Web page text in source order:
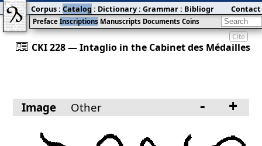
Cite
󰀀 CKI 228 — Intaglio in the Cabinet des Médailles
Preface Inscriptions Manuscripts Documents Coins
Corpus: Catalog : Dictionary: Grammar: Bibliography:Blog
Contact